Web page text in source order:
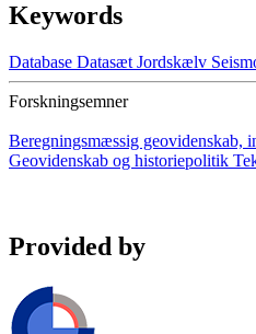
Keywords
Database Datasæt Jordskælv
Forskningsemner
Beregningsmæssig geovidenskab,
Geovidenskab og historiepolitik
Provided by